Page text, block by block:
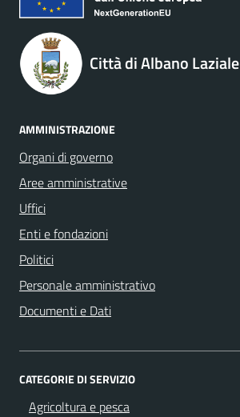
Città di Albano Laziale
AMMINISTRAZIONE
Organi di governo
Aree amministrative
Uffici
Enti e fondazioni
Politici
Personale amministrativo
Documenti e Dati
CATEGORIE DI SERVIZIO
Agricoltura e pesca